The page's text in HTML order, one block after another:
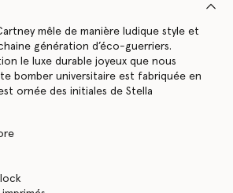
mêle de manière ludique style et
génération d’éco-guerriers.
le luxe durable joyeux que nous
bomber universitaire est fabriquée en
ornée des initiales de Stella